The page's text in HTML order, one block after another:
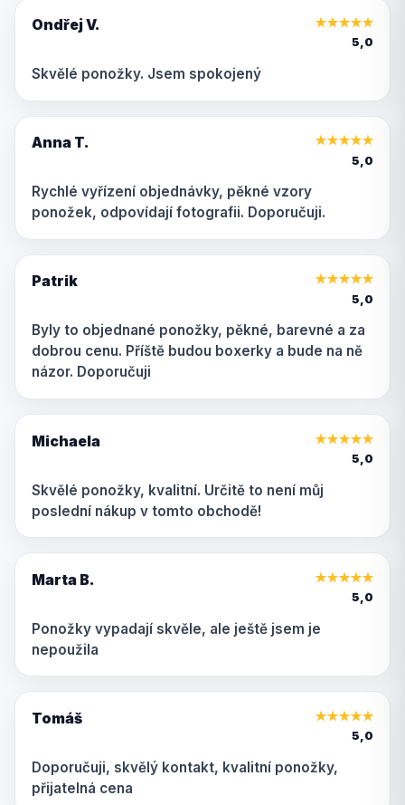
Ondřej V. ★★★★★
5,0
Skvělé ponožky. Jsem spokojený
Anna T. ★★★★★
5,0
Rychlé vyřízení objednávky, pěkné vzory
ponožek, odpovídají fotografii. Doporučuji.
Patrik ★★★★★
5,0
Byly to objednané ponožky, pěkné, barevné a za
dobrou cenu. Příště budou boxerky a bude na ně
názor. Doporučuji
Michaela ★★★★★
5,0
Skvělé ponožky, kvalitní. Určitě to není můj
poslední nákup v tomto obchodě!
Marta B. ★★★★★
5,0
Ponožky vypadají skvěle, ale ještě jsem je
nepoužila
Tomáš ★★★★★
5,0
Doporučuji, skvělý kontakt, kvalitní ponožky,
přijatelná cena